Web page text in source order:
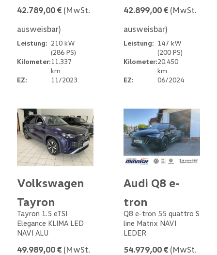
42.789,00 € (MwSt.
ausweisbar)
Leistung: 210 kW
(286 PS)
Kilometer:11.337
km
EZ:
11/2023
42.899,00 € (MwSt.
ausweisbar)
Leistung: 147 kW
(200 PS)
Kilometer:20.450
km
EZ:
06/2024
Volkswagen
Tayron
Tayron 1.5 eTSI
Elegance KLIMA LED
NAVI ALU
49.989,00 € (MwSt.
Audi Q8 e-
tron
Q8 e-tron 55 quattro S
line Matrix NAVI
LEDER
54.979,00 € (MwSt.